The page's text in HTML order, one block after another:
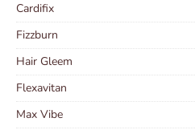
Cardifix
Fizzburn
Hair Gleem
Flexavitan
Max Vibe